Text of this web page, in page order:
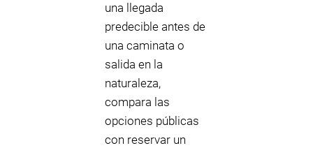
una llegada
predecible antes de
una caminata o
salida en la
naturaleza,
compara las
opciones públicas
con reservar un